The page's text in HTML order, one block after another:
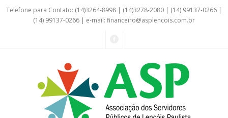
Telefone para Contato: (14)3264-8998 | (14)3278-2080 | (14) 99137-0266 |
(14) 99137-0266 | e-mail: financeiro@asplencois.com.br